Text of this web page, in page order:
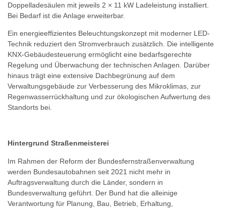
Doppelladesäulen mit jeweils 2 × 11 kW Ladeleistung installiert.
Bei Bedarf ist die Anlage erweiterbar.
Ein energieeffizientes Beleuchtungskonzept mit moderner LED-
Technik reduziert den Stromverbrauch zusätzlich. Die intelligente
KNX-Gebäudesteuerung ermöglicht eine bedarfsgerechte
Regelung und Überwachung der technischen Anlagen. Darüber
hinaus trägt eine extensive Dachbegrünung auf dem
Verwaltungsgebäude zur Verbesserung des Mikroklimas, zur
Regenwasserrückhaltung und zur ökologischen Aufwertung des
Standorts bei.
Hintergrund Straßenmeisterei
Im Rahmen der Reform der Bundesfernstraßenverwaltung
werden Bundesautobahnen seit 2021 nicht mehr in
Auftragsverwaltung durch die Länder, sondern in
Bundesverwaltung geführt. Der Bund hat die alleinige
Verantwortung für Planung, Bau, Betrieb, Erhaltung,